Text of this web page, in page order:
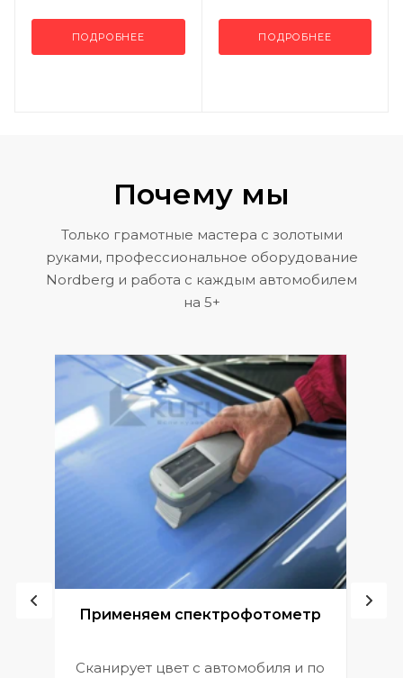
ПОДРОБНЕЕ ПОДРОБНЕЕ
Почему мы
Только грамотные мастера с золотыми
руками, профессиональное оборудование
Nordberg и работа с каждым автомобилем
на 5+
Применяем спектрофотометр
Сканирует цвет с автомобиля и по